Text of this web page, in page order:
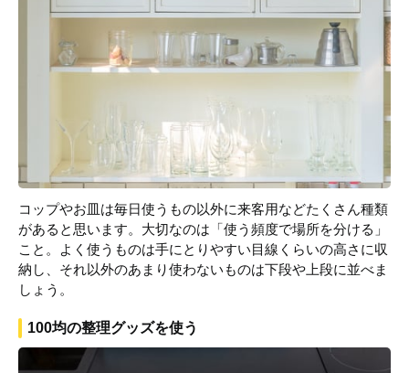
コップやお皿は毎日使うもの以外に来客用などたくさん種類
があると思います。大切なのは「使う頻度で場所を分ける」
こと。よく使うものは手にとりやすい目線くらいの高さに収
納し、それ以外のあまり使わないものは下段や上段に並べま
しょう。
100均の整理グッズを使う